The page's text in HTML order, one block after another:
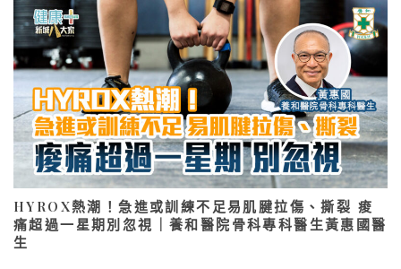
HYROX熱潮！急進或訓練不足易肌腱拉傷、撕裂 痠
痛超過一星期別忽視｜養和醫院骨科專科醫生黃惠國醫
生